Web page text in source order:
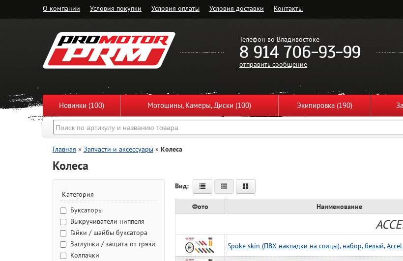
О компании Условия покупки Условия оплаты Условия доставки Контакты
Телефон во Владивостоке
8 914 706-93-99
отправить сообщение
Новинки (100) Мотошины, Камеры, Диски (100) Экипировка (190)
Главная » Запчасти и аксессуары » Колеса
Колеса
Категория
Буксаторы
Выкручиватели ниппеля
Гайки / шайбы буксатора
Заглушки / защита от грязи
Колпачки
Вид:
Фото Наименование
Spoke skin (ПВХ накладки на спицы), набор, белый, Accel